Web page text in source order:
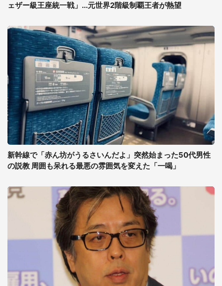
ェザー級王座統一戦」...元世界2階級制覇王者が熱望
新幹線で「赤ん坊がうるさいんだよ」突然始まった50代男性
の説教 周囲も呆れる最悪の雰囲気を変えた「一喝」